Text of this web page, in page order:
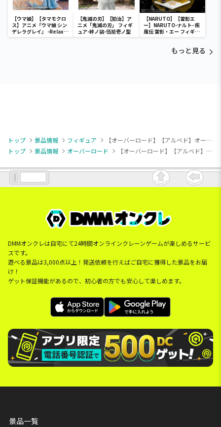
【ウマ娘】【タマモクロ
ス】アニメ『ウマ娘 シン
デレラグレイ』 -Relax
time-タマモクロス
【鬼滅の刃】【狛治】ア
ニメ「鬼滅の刃」 フィギ
ュア-絆ノ装-伍拾壱ノ型
【NARUTO】【雷影エ
ー】NARUTO-ナルト- 疾
風伝 雷影・エー フィギュ
ア～五影集結…!!～
もっと見る
トップ 景品情報 フィギュア
【オーバーロード】【アルベド】オーバーロード Coreful フィギュア アルベド～レースクイーンver.～
トップ
景品情報 オーバーロード 【オーバーロード】【アルベド】オーバーロード Coreful フィギュア アルベド～レースクイーンver.～
DMMオンクレは自宅にて24時間オンラインクレーンゲームが楽しめるサービ
スです。
遊べる景品は3,000点以上！発送依頼を行えばご自宅に獲得した景品をお届
け！
ゲット保証機能があるので、初心者の方でも安心して楽しめます。
景品一覧